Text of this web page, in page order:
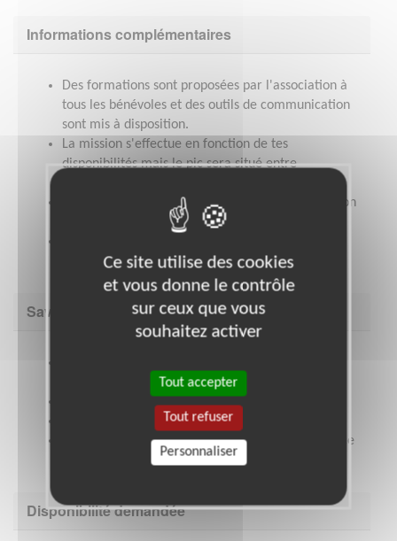
Informations complémentaires
Des formations sont proposées par l'association à
tous les bénévoles et des outils de communication
sont mis à disposition.
La mission s'effectue en fonction de tes
disponibilités mais le pic sera situé entre
Tu participeras à la vie et au projet de mobilisation
Savoir être & compétences
Tu sais ecouter et analyser une situation.
Tu t'exprimes avec aisance.
Tu sais motiver, expliquer, convaincre et être force
Disponibilité demandée
Ce site utilise des cookies
et vous donne le contrôle
sur ceux que vous
souhaitez activer
Tout accepter
Tout refuser
Personnaliser